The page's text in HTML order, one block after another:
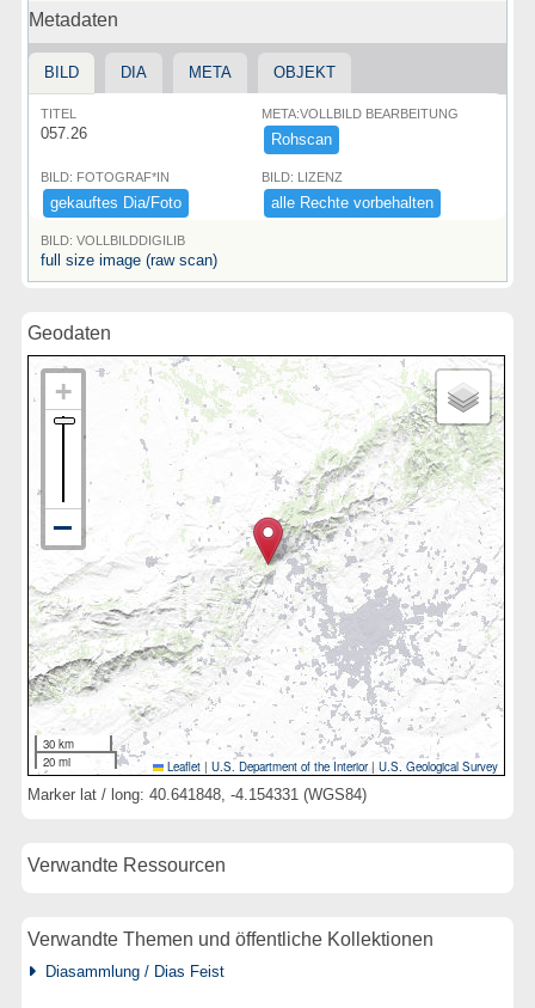
Metadaten
BILD DIA META OBJEKT
TITEL
057.26
META:VOLLBILD BEARBEITUNG
Rohscan
BILD: FOTOGRAF*IN
gekauftes ​Dia/​Foto
BILD: LIZENZ
alle ​Rechte ​vorbehalten
BILD: VOLLBILDDIGILIB
full size image (raw scan)
Geodaten
30 km
20 mi
Leaflet | U.S. Department of the Interior|U.S. Geological Survey
Marker lat / long: 40.641848, -4.154331 (WGS84)
Verwandte Ressourcen
Verwandte Themen und öffentliche Kollektionen
Diasammlung / Dias Feist